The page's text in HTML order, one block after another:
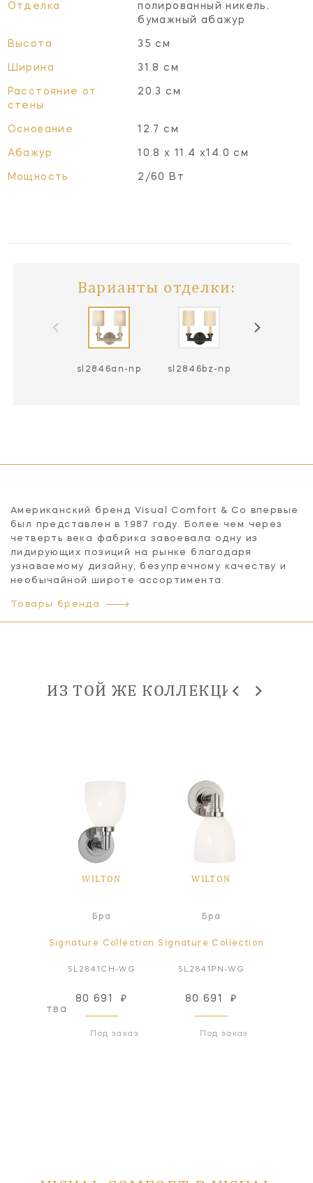
Отделка
полированный никель,
бумажный абажур
Высота 35 см
Ширина 31.8 см
Расстояние от
стены
20.3 см
Основание 12.7 см
Абажур 10.8 х 11.4 х14.0 см
Мощность 2/60 Вт
Варианты отделки:
sl2846an-np sl2846bz-np
Американский бренд Visual Comfort & Co впервые
был представлен в 1987 году. Более чем через
четверть века фабрика завоевала одну из
лидирующих позиций на рынке благодаря
узнаваемому дизайну, безупречному качеству и
необычайной широте ассортимента.
Товары бренда
ИЗ ТОЙ ЖЕ КОЛЛЕКЦИИ
WILTON
Бра
Signature Collection
SL2841CH-WG
80 691 ₽
Под заказ
WILTON
Бра
Signature Collection
SL2841PN-WG
80 691 ₽
Под заказ